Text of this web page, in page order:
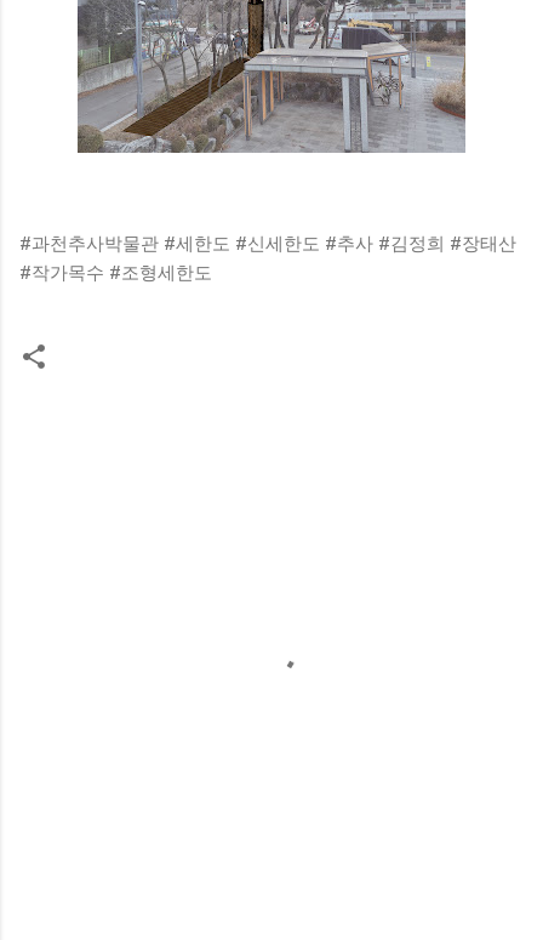
#과천추사박물관 #세한도 #신세한도 #추사 #김정희 #장태산
#작가목수 #조형세한도